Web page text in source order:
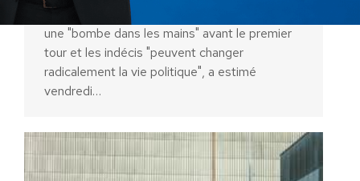
PARIS, 20 avr 2012 (AFP) – Les Français ont
une "bombe dans les mains" avant le premier
tour et les indécis "peuvent changer
radicalement la vie politique", a estimé
vendredi…